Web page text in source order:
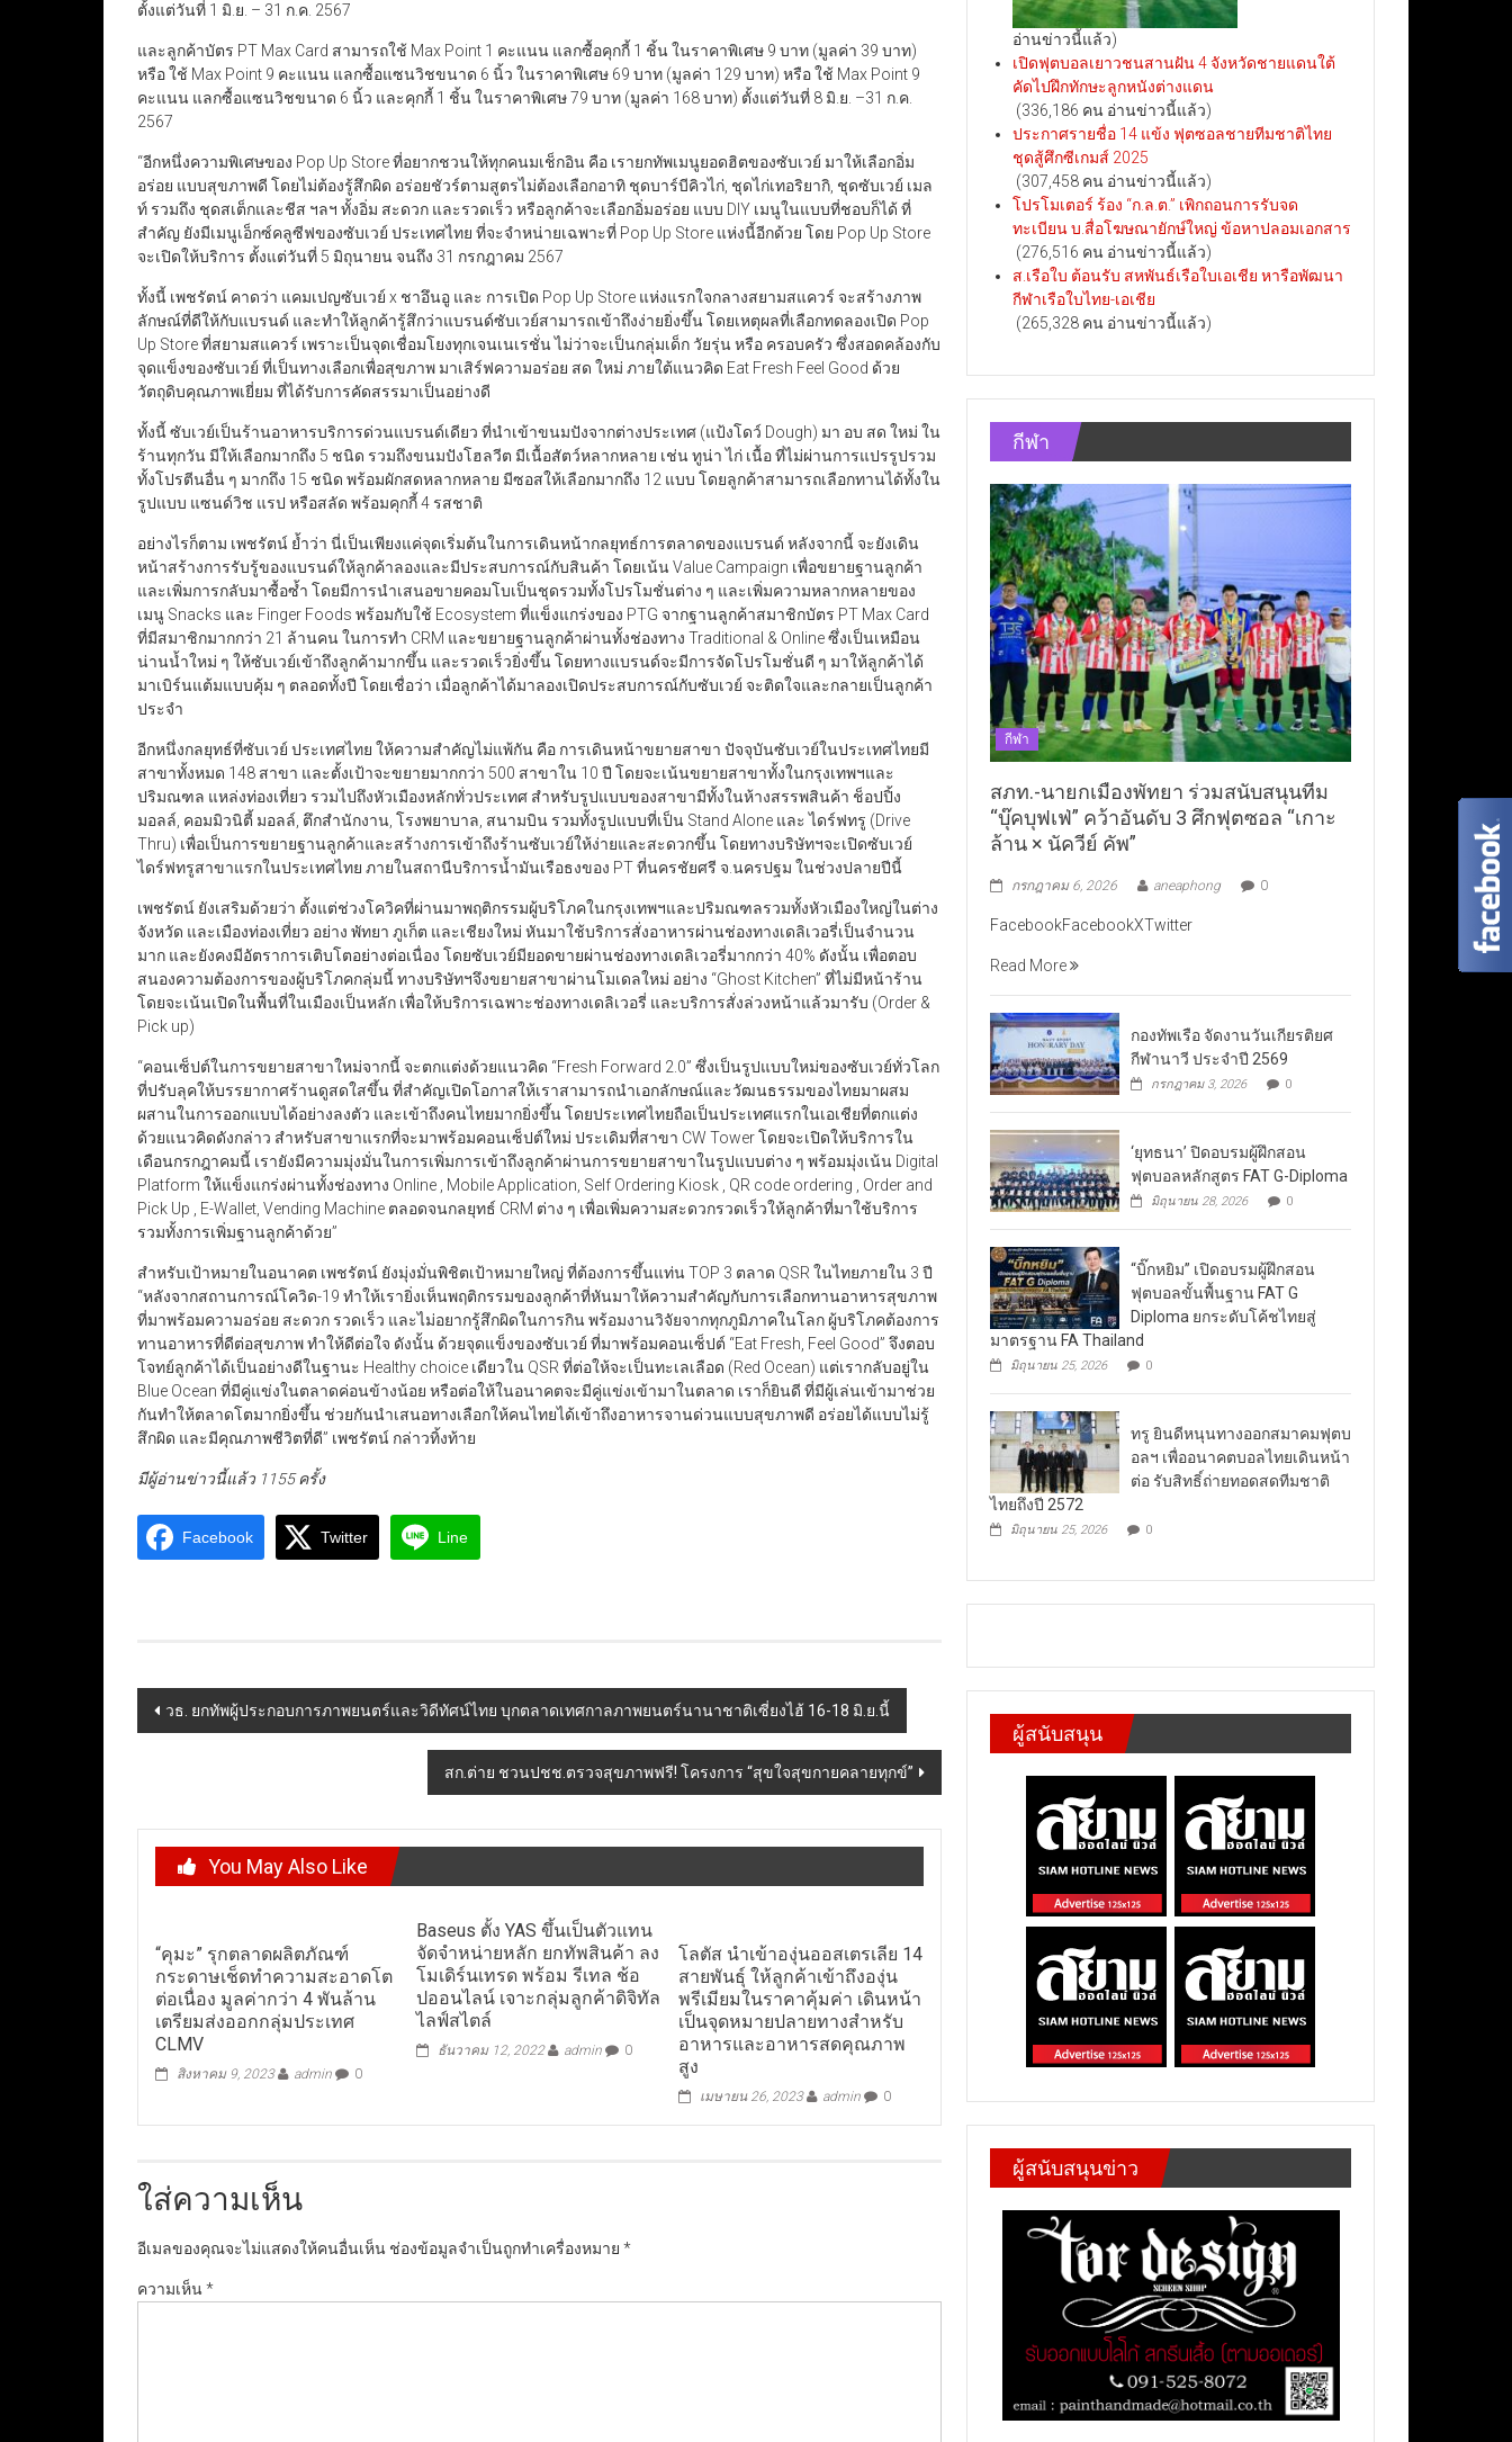
ตั้งแต่วันที่ 1 มิ.ย. – 31 ก.ค. 2567
และลูกค้าบัตร PT Max Card สามารถใช้ Max Point 1 คะแนน แลกซื้อคุกกี้ 1 ชิ้น ในราคาพิเศษ 9 บาท (มูลค่า 39 บาท)
หรือ ใช้ Max Point 9 คะแนน แลกซื้อแซนวิชขนาด 6 นิ้ว ในราคาพิเศษ 69 บาท (มูลค่า 129 บาท) หรือ ใช้ Max Point 9
คะแนน แลกซื้อแซนวิชขนาด 6 นิ้ว และคุกกี้ 1 ชิ้น ในราคาพิเศษ 79 บาท (มูลค่า 168 บาท) ตั้งแต่วันที่ 8 มิ.ย. –31 ก.ค.
2567
“อีกหนึ่งความพิเศษของ Pop Up Store ที่อยากชวนให้ทุกคนมเช็กอิน คือ เรายกทัพเมนูยอดฮิตของซับเวย์ มาให้เลือกอิ่ม
อร่อย แบบสุขภาพดี โดยไม่ต้องรู้สึกผิด อร่อยชัวร์ตามสูตรไม่ต้องเลือกอาทิ ชุดบาร์บีคิวไก่, ชุดไก่เทอริยากิ, ชุดซับเวย์ เมล
ท์ รวมถึง ชุดสเต็กและชีส ฯลฯ ทั้งอิ่ม สะดวก และรวดเร็ว หรือลูกค้าจะเลือกอิ่มอร่อย แบบ DIY เมนูในแบบที่ชอบก็ได้ ที่
สำคัญ ยังมีเมนูเอ็กซ์คลูซีฟของซับเวย์ ประเทศไทย ที่จะจำหน่ายเฉพาะที่ Pop Up Store แห่งนี้อีกด้วย โดย Pop Up Store
จะเปิดให้บริการ ตั้งแต่วันที่ 5 มิถุนายน จนถึง 31 กรกฎาคม 2567
ทั้งนี้ เพชรัตน์ คาดว่า แคมเปญซับเวย์ x ชาอึนอู และ การเปิด Pop Up Store แห่งแรกใจกลางสยามสแควร์ จะสร้างภาพ
ลักษณ์ที่ดีให้กับแบรนด์ และทำให้ลูกค้ารู้สึกว่าแบรนด์ซับเวย์สามารถเข้าถึงง่ายยิ่งขึ้น โดยเหตุผลที่เลือกทดลองเปิด Pop
Up Store ที่สยามสแควร์ เพราะเป็นจุดเชื่อมโยงทุกเจนเนเรชั่น ไม่ว่าจะเป็นกลุ่มเด็ก วัยรุ่น หรือ ครอบครัว ซึ่งสอดคล้องกับ
จุดแข็งของซับเวย์ ที่เป็นทางเลือกเพื่อสุขภาพ มาเสิร์ฟความอร่อย สด ใหม่ ภายใต้แนวคิด Eat Fresh Feel Good ด้วย
วัตถุดิบคุณภาพเยี่ยม ที่ได้รับการคัดสรรมาเป็นอย่างดี
ทั้งนี้ ซับเวย์เป็นร้านอาหารบริการด่วนแบรนด์เดียว ที่นำเข้าขนมปังจากต่างประเทศ (แป้งโดว์ Dough) มา อบ สด ใหม่ ใน
ร้านทุกวัน มีให้เลือกมากถึง 5 ชนิด รวมถึงขนมปังโฮลวีต มีเนื้อสัตว์หลากหลาย เช่น ทูน่า ไก่ เนื้อ ที่ไม่ผ่านการแปรรูปรวม
ทั้งโปรตีนอื่น ๆ มากถึง 15 ชนิด พร้อมผักสดหลากหลาย มีซอสให้เลือกมากถึง 12 แบบ โดยลูกค้าสามารถเลือกทานได้ทั้งใน
รูปแบบ แซนด์วิช แรป หรือสลัด พร้อมคุกกี้ 4 รสชาติ
อย่างไรก็ตาม เพชรัตน์ ย้ำว่า นี่เป็นเพียงแค่จุดเริ่มต้นในการเดินหน้ากลยุทธ์การตลาดของแบรนด์ หลังจากนี้ จะยังเดิน
หน้าสร้างการรับรู้ของแบรนด์ให้ลูกค้าลองและมีประสบการณ์กับสินค้า โดยเน้น Value Campaign เพื่อขยายฐานลูกค้า
และเพิ่มการกลับมาซื้อซ้ำ โดยมีการนำเสนอขายคอมโบเป็นชุดรวมทั้งโปรโมชั่นต่าง ๆ และเพิ่มความหลากหลายของ
เมนู Snacks และ Finger Foods พร้อมกับใช้ Ecosystem ที่แข็งแกร่งของ PTG จากฐานลูกค้าสมาชิกบัตร PT Max Card
ที่มีสมาชิกมากกว่า 21 ล้านคน ในการทำ CRM และขยายฐานลูกค้าผ่านทั้งช่องทาง Traditional & Online ซึ่งเป็นเหมือน
น่านน้ำใหม่ ๆ ให้ซับเวย์เข้าถึงลูกค้ามากขึ้น และรวดเร็วยิ่งขึ้น โดยทางแบรนด์จะมีการจัดโปรโมชั่นดี ๆ มาให้ลูกค้าได้
มาเบิร์นแต้มแบบคุ้ม ๆ ตลอดทั้งปี ​โดยเชื่อว่า เมื่อลูกค้าได้มาลองเปิดประสบการณ์กับซับเวย์ จะติดใจและกลายเป็นลูกค้า
ประจำ
อีกหนึ่งกลยุทธ์ที่ซับเวย์ ประเทศไทย ให้ความสำคัญไม่แพ้กัน คือ การเดินหน้าขยายสาขา ปัจจุบันซับเวย์ในประเทศไทยมี
สาขาทั้งหมด 148 สาขา และตั้งเป้าจะขยายมากกว่า 500 สาขาใน 10 ปี โดยจะเน้นขยายสาขาทั้งในกรุงเทพฯและ
ปริมณฑล แหล่งท่องเที่ยว รวมไปถึงหัวเมืองหลักทั่วประเทศ สำหรับรูปแบบของสาขามีทั้งในห้างสรรพสินค้า ช็อปปิ้ง
มอลล์, คอมมิวนิตี้ มอลล์, ตึกสำนักงาน, โรงพยาบาล, สนามบิน รวมทั้งรูปแบบที่เป็น Stand Alone และ ไดร์ฟทรู (Drive
Thru) เพื่อเป็นการขยายฐานลูกค้าและสร้างการเข้าถึงร้านซับเวย์ให้ง่ายและสะดวกขึ้น โดยทางบริษัทฯจะเปิดซับเวย์
ไดร์ฟทรูสาขาแรกในประเทศไทย ภายในสถานีบริการน้ำมันเรือธงของ PT ที่นครชัยศรี จ.นครปฐม ในช่วงปลายปีนี้
เพชรัตน์ ยังเสริมด้วยว่า ตั้งแต่ช่วงโควิคที่ผ่านมาพฤติกรรมผู้บริโภคในกรุงเทพฯและปริมณฑลรวมทั้งหัวเมืองใหญ่ในต่าง
จังหวัด และเมืองท่องเที่ยว อย่าง พัทยา ภูเก็ต และเชียงใหม่ หันมาใช้บริการสั่งอาหารผ่านช่องทางเดลิเวอรี่เป็นจำนวน
มาก และยังคงมีอัตราการเติบโตอย่างต่อเนื่อง โดยซับเวย์มียอดขายผ่านช่องทางเดลิเวอรี่มากกว่า 40% ดังนั้น เพื่อตอบ
สนองความต้องการของผู้บริโภคกลุ่มนี้ ทางบริษัทฯจึงขยายสาขาผ่านโมเดลใหม่ อย่าง “Ghost Kitchen” ที่ไม่มีหน้าร้าน
โดยจะเน้นเปิดในพื้นที่ในเมืองเป็นหลัก เพื่อให้บริการเฉพาะช่องทางเดลิเวอรี่ และบริการสั่งล่วงหน้าแล้วมารับ (Order &
Pick up)
“คอนเซ็ปต์ในการขยายสาขาใหม่จากนี้ จะตกแต่งด้วยแนวคิด “Fresh Forward 2.0” ซึ่งเป็นรูปแบบใหม่ของซับเวย์ทั่วโลก
ที่ปรับลุคให้บรรยากาศร้านดูสดใสขึ้น ที่สำคัญเปิดโอกาสให้เราสามารถนำเอกลักษณ์และวัฒนธรรมของไทยมาผสม
ผสานในการออกแบบได้อย่างลงตัว และเข้าถึงคนไทยมากยิ่งขึ้น โดยประเทศไทยถือเป็นประเทศแรกในเอเชียที่ตกแต่ง
ด้วยแนวคิดดังกล่าว สำหรับสาขาแรกที่จะมาพร้อมคอนเซ็ปต์ใหม่ ประเดิมที่สาขา CW Tower โดยจะเปิดให้บริการใน
เดือนกรกฎาคมนี้ เรายังมีความมุ่งมั่นในการเพิ่มการเข้าถึงลูกค้าผ่านการขยายสาขาในรูปแบบต่าง ๆ พร้อมมุ่งเน้น Digital
Platform ให้แข็งแกร่งผ่านทั้งช่องทาง Online , Mobile Application, Self Ordering Kiosk , QR code ordering , Order and
Pick Up , E-Wallet, Vending Machine ตลอดจนกลยุทธ์ CRM ต่าง ๆ เพื่อเพิ่มความสะดวกรวดเร็วให้ลูกค้าที่มาใช้บริการ
รวมทั้งการเพิ่มฐานลูกค้าด้วย”
สำหรับเป้าหมายในอนาคต เพชรัตน์ ยังมุ่งมั่นพิชิตเป้าหมายใหญ่ ที่ต้องการขึ้นแท่น TOP 3 ตลาด QSR ในไทยภายใน 3 ปี
“หลังจากสถานการณ์โควิด-19 ทำให้เรายิ่งเห็นพฤติกรรมของลูกค้าที่หันมาให้ความสำคัญกับการเลือกทานอาหารสุขภาพ
ที่มาพร้อมความอร่อย สะดวก รวดเร็ว และไม่อยากรู้สึกผิดในการกิน พร้อมงานวิจัยจากทุกภูมิภาคในโลก ผู้บริโภคต้องการ
ทานอาหารที่ดีต่อสุขภาพ ทำให้ดีต่อใจ ดังนั้น ด้วยจุดแข็งของซับเวย์ ที่มาพร้อมคอนเซ็ปต์ “Eat Fresh, Feel Good” จึงตอบ
โจทย์ลูกค้าได้เป็นอย่างดีในฐานะ Healthy choice เดียวใน QSR ที่ต่อให้จะเป็นทะเลเลือด (Red Ocean) แต่เรากลับอยู่ใน
Blue Ocean ที่มีคู่แข่งในตลาดค่อนข้างน้อย หรือต่อให้ในอนาคตจะมีคู่แข่งเข้ามาในตลาด เราก็ยินดี ที่มีผู้เล่นเข้ามาช่วย
กันทำให้ตลาดโตมากยิ่งขึ้น ช่วยกันนำเสนอทางเลือกให้คนไทยได้เข้าถึงอาหารจานด่วนแบบสุขภาพดี อร่อยได้แบบไม่รู้
สึกผิด และมีคุณภาพชีวิตที่ดี” เพชรัตน์ กล่าวทิ้งท้าย
มีผู้อ่านข่าวนี้แล้ว 1155 ครั้ง
Facebook Twitter Line
Post
วธ. ยกทัพผู้ประกอบการภาพยนตร์และวิดีทัศน์ไทย บุกตลาดเทศกาลภาพยนตร์นานาชาติเซี่ยงไฮ้ 16-18 มิ.ย.นี้
สก.ต่าย ชวนปชช.ตรวจสุขภาพฟรี! โครงการ “สุขใจสุขกายคลายทุกข์”
You May Also Like
“คุมะ” รุกตลาดผลิตภัณฑ์
กระดาษเช็ดทำความสะอาดโต
ต่อเนื่อง มูลค่ากว่า 4 พันล้าน
เตรียมส่งออกกลุ่มประเทศ
CLMV
สิงหาคม 9, 2023 admin 0
Baseus ตั้ง YAS ขึ้นเป็นตัวแทน
จัดจำหน่ายหลัก ยกทัพสินค้า ลง
โมเดิร์นเทรด พร้อม รีเทล ช้อ
ปออนไลน์ เจาะกลุ่มลูกค้าดิจิทัล
ไลฟ์สไตล์
ธันวาคม 12, 2022 admin 0
โลตัส นำเข้าองุ่นออสเตรเลีย 14
สายพันธุ์ ให้ลูกค้าเข้าถึงองุ่น
พรีเมียมในราคาคุ้มค่า เดินหน้า
เป็นจุดหมายปลายทางสำหรับ
อาหารและอาหารสดคุณภาพ
สูง
เมษายน 26, 2023 admin 0
ใส่ความเห็น
อีเมลของคุณจะไม่แสดงให้คนอื่นเห็น ช่องข้อมูลจำเป็นถูกทำเครื่องหมาย *
ความเห็น*
อ่านข่าวนี้แล้ว)
เปิดฟุตบอลเยาวชนสานฝัน 4 จังหวัดชายแดนใต้
คัดไปฝึกทักษะลูกหนังต่างแดน
(336,186 คน อ่านข่าวนี้แล้ว)
ประกาศรายชื่อ 14 แข้ง ฟุตซอลชายทีมชาติไทย
ชุดสู้ศึกซีเกมส์ 2025
(307,458 คน อ่านข่าวนี้แล้ว)
โปรโมเตอร์ ร้อง “ก.ล.ต.” เพิกถอนการรับจด
ทะเบียน บ.สื่อโฆษณายักษ์ใหญ่ ข้อหาปลอมเอกสาร
(276,516 คน อ่านข่าวนี้แล้ว)
ส.เรือใบ ต้อนรับ สหพันธ์เรือใบเอเชีย หารือพัฒนา
กีฬาเรือใบไทย-เอเชีย
(265,328 คน อ่านข่าวนี้แล้ว)
กีฬา
กีฬา
สภท.-นายกเมืองพัทยา ร่วมสนับสนุนทีม
“บุ๊คบุฟเฟ่” คว้าอันดับ 3 ศึกฟุตซอล “เกาะ
ล้าน × นัควีย์ คัพ”
กรกฎาคม 6, 2026 aneaphong 0
FacebookFacebookXTwitter
Read More
กองทัพเรือ จัดงานวันเกียรติยศ
กีฬานาวี ประจำปี 2569
กรกฎาคม 3, 2026 0
‘ยุทธนา’ ปิดอบรมผู้ฝึกสอน
ฟุตบอลหลักสูตร FAT G-Diploma
มิถุนายน 28, 2026 0
“บิ๊กหยิม” เปิดอบรมผู้ฝึกสอน
ฟุตบอลขั้นพื้นฐาน FAT G
Diploma ยกระดับโค้ชไทยสู่
มาตรฐาน FA Thailand
มิถุนายน 25, 2026 0
ทรู ยินดีหนุนทางออกสมาคมฟุตบ
อลฯ เพื่ออนาคตบอลไทยเดินหน้า
ต่อ รับสิทธิ์ถ่ายทอดสดทีมชาติ
ไทยถึงปี 2572
มิถุนายน 25, 2026 0
ผู้สนับสนุน
ผู้สนับสนุนข่าว